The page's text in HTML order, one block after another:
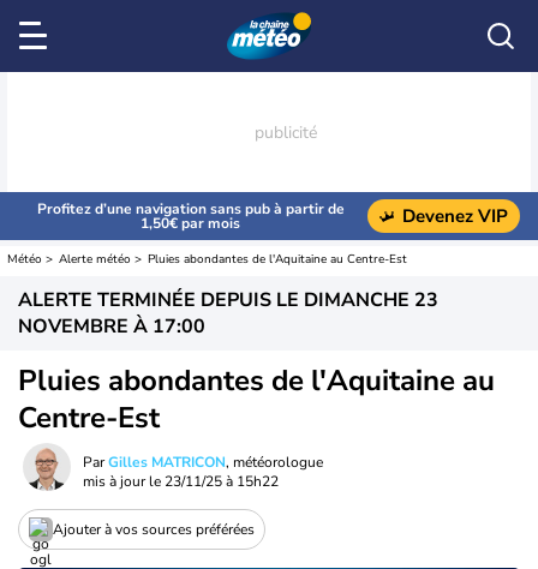
Profitez d’une navigation sans pub à partir de
1,50€ par mois Devenez VIP
Météo Alerte météo Pluies abondantes de l'Aquitaine au Centre-Est
ALERTE TERMINÉE DEPUIS LE DIMANCHE 23
NOVEMBRE À 17:00
Pluies abondantes de l'Aquitaine au
Centre-Est
ParGilles MATRICON, météorologue
mis à jour le 23/11/25 à 15h22
Ajouter à vos sources préférées